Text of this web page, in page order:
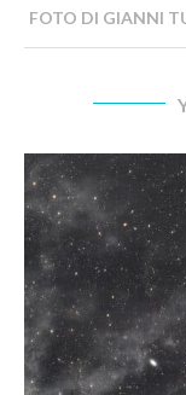
FOTO DI GIANNI